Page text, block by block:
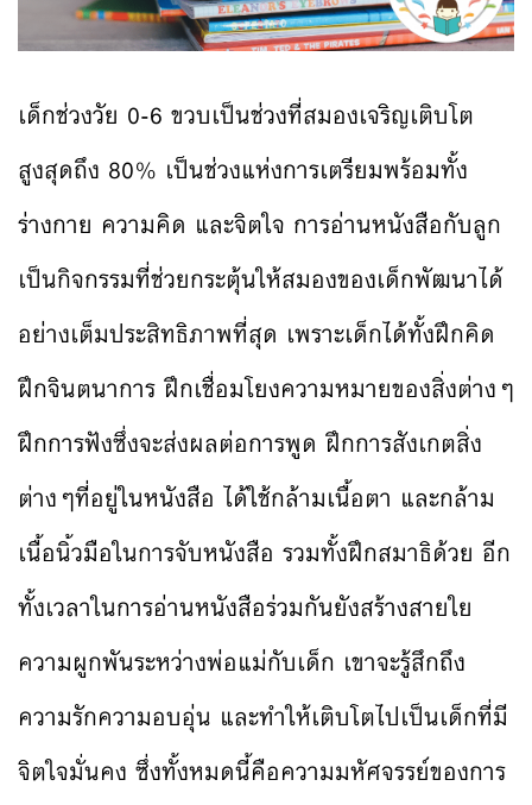
เด็กช่วงวัย 0-6 ขวบเป็นช่วงที่สมองเจริญเติบโต
สูงสุดถึง 80% เป็นช่วงแห่งการเตรียมพร้อมทั้ง
ร่างกาย ความคิด และจิตใจ การอ่านหนังสือกับลูก
เป็นกิจกรรมที่ช่วยกระตุ้นให้สมองของเด็กพัฒนาได้
อย่างเต็มประสิทธิภาพที่สุด เพราะเด็กได้ทั้งฝึกคิด
ฝึกจินตนาการ ฝึกเชื่อมโยงความหมายของสิ่งต่างๆ
ฝึกการฟังซึ่งจะส่งผลต่อการพูด ฝึกการสังเกตสิ่ง
ต่างๆที่อยู่ในหนังสือ ได้ใช้กล้ามเนื้อตา และกล้าม
เนื้อนิ้วมือในการจับหนังสือ รวมทั้งฝึกสมาธิด้วย อีก
ทั้งเวลาในการอ่านหนังสือร่วมกันยังสร้างสายใย
ความผูกพันระหว่างพ่อแม่กับเด็ก เขาจะรู้สึกถึง
ความรักความอบอุ่น และทำให้เติบโตไปเป็นเด็กที่มี
จิตใจมั่นคง ซึ่งทั้งหมดนี้คือความมหัศจรรย์ของการ